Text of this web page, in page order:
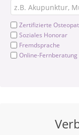
Zertifizierte
Soziales Honorar
Fremdsprache
Online-Fernberatung